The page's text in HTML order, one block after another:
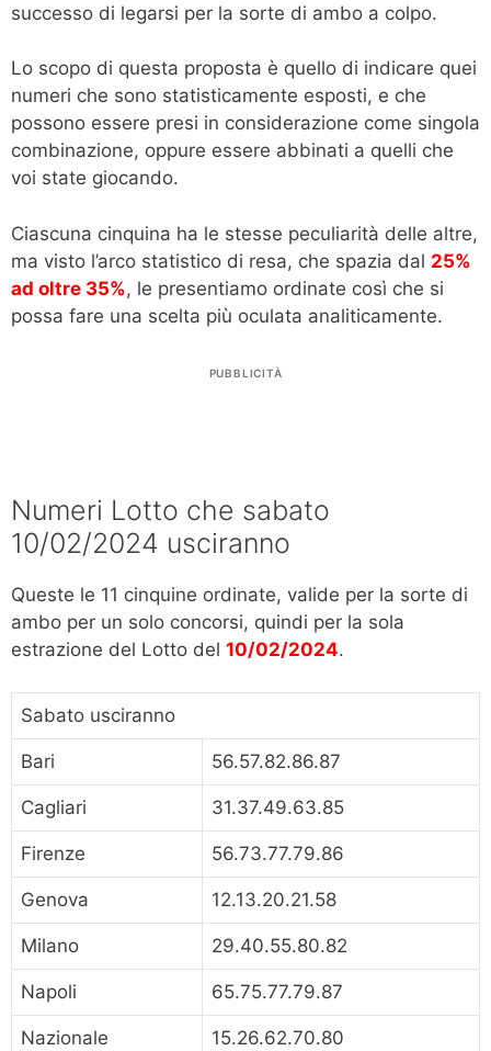
successo di legarsi per la sorte di ambo a colpo.
Lo scopo di questa proposta è quello di indicare quei
numeri che sono statisticamente esposti, e che
possono essere presi in considerazione come singola
combinazione, oppure essere abbinati a quelli che
voi state giocando.
Ciascuna cinquina ha le stesse peculiarità delle altre,
ma visto l’arco statistico di resa, che spazia dal 25%
ad oltre 35%, le presentiamo ordinate così che si
possa fare una scelta più oculata analiticamente.
PUBBLICITÀ
Numeri Lotto che sabato
10/02/2024 usciranno
Queste le 11 cinquine ordinate, valide per la sorte di
ambo per un solo concorsi, quindi per la sola
estrazione del Lotto del 10/02/2024.
Sabato usciranno
Bari 56.57.82.86.87
Cagliari 31.37.49.63.85
Firenze 56.73.77.79.86
Genova 12.13.20.21.58
Milano 29.40.55.80.82
Napoli 65.75.77.79.87
Nazionale 15.26.62.70.80